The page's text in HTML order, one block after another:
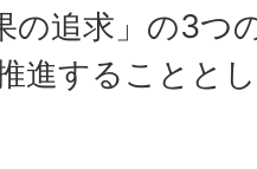
の追求」の3つ
進することと